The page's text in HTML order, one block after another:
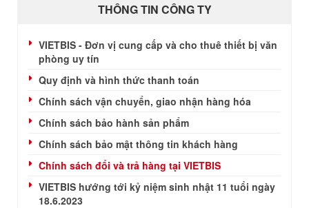
THÔNG TIN CÔNG TY
VIETBIS - Đơn vị cung cấp và cho thuê thiết bị văn
phòng uy tín
Quy định và hình thức thanh toán
Chính sách vận chuyển, giao nhận hàng hóa
Chính sách bảo hành sản phẩm
Chính sách bảo mật thông tin khách hàng
Chính sách đổi và trả hàng tại VIETBIS
VIETBIS hướng tới kỷ niệm sinh nhật 11 tuổi ngày
18.6.2023